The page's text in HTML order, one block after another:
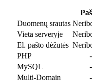
Duomenų srautas
Vieta serveryje
El. pašto dėžutės
PHP
-
MySQL
-
Multi-Domain
-